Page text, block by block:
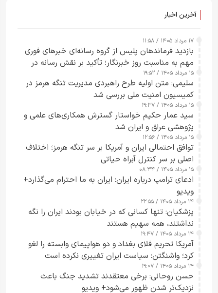
آخرین اخبار
۱۷ مرداد ۱۴۰۵ / ۱۱:۵۸
بازدید فرماندهان پلیس از گروه رسانه‌ای خبرهای فوری
مهم به مناسبت روز خبرنگار؛ تأکید بر نقش رسانه در
تقویت امنیت و اعتماد عمومی
۱۵ مرداد ۱۴۰۵ / ۱۹:۵۲
سلیمی: متن اولیه طرح راهبردی مدیریت تنگه هرمز در
کمیسیون امنیت ملی بررسی شد
۱۵ مرداد ۱۴۰۵ / ۱۹:۳۷
سید عمار حکیم خواستار گسترش همکاری‌های علمی و
پژوهشی عراق و ایران شد
۱۵ مرداد ۱۴۰۵ / ۱۲:۵۶
توافق احتمالی ایران و آمریکا بر سر تنگه هرمز؛ اختلاف
اصلی بر سر کنترل آبراه حیاتی
۱۵ مرداد ۱۴۰۵ / ۰۸:۳۴
ادعای ترامپ درباره ایران: ایران به ما احترام می‌گذارد+
ویدیو
۱۴ مرداد ۱۴۰۵ / ۲۲:۵۵
پزشکیان: تنها کسانی که در خیابان بودند ایران را نگه
نداشتند، همه سهیم هستند
۱۴ مرداد ۱۴۰۵ / ۱۹:۴۷
آمریکا تحریم فلای بغداد و دو هواپیمای وابسته را لغو
کرد؛ واشنگتن: سیاست ایران تغییری نکرده است
۱۴ مرداد ۱۴۰۵ / ۱۹:۰۷
حسن روحانی: برخی معتقدند تشدید جنگ باعث
نزدیک‌تر شدن ظهور می‌شود+ ویدیو